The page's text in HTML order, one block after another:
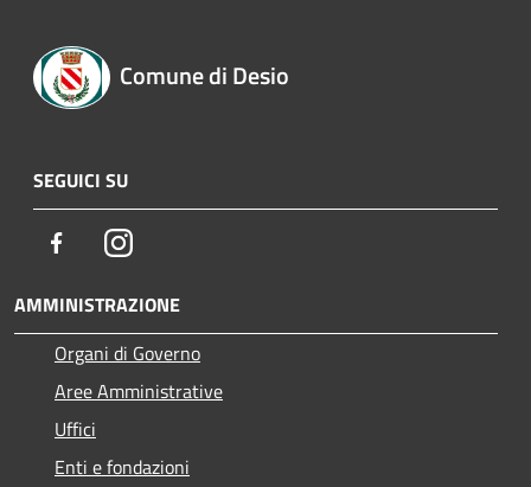
Comune di Desio
SEGUICI SU
FacebookInstagram
AMMINISTRAZIONE
Organi di Governo
Aree Amministrative
Uffici
Enti e fondazioni